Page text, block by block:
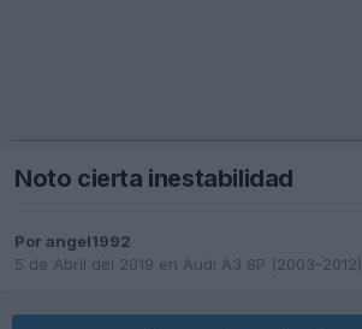
Noto cierta inestabilidad
Por angel1992
5 de Abril del 2019 en Audi A3 8P (2003-2012)